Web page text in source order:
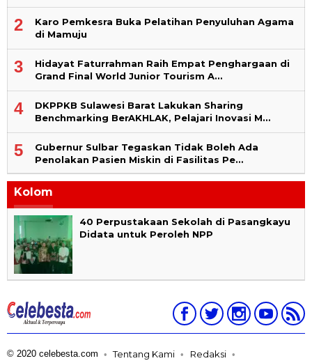
2
Karo Pemkesra Buka Pelatihan Penyuluhan Agama
di Mamuju
3
Hidayat Faturrahman Raih Empat Penghargaan di
Grand Final World Junior Tourism A…
4
DKPPKB Sulawesi Barat Lakukan Sharing
Benchmarking BerAKHLAK, Pelajari Inovasi M…
5
Gubernur Sulbar Tegaskan Tidak Boleh Ada
Penolakan Pasien Miskin di Fasilitas Pe…
Kolom
40 Perpustakaan Sekolah di Pasangkayu
Didata untuk Peroleh NPP
© 2020 celebesta.com Tentang Kami
Redaksi